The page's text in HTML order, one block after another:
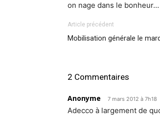
on nage dans le bonheur…
Article précédent
Mobilisation générale le
2 Commentaires
Anonyme 7 mars 2012 à 7h18
Adecco à largement de